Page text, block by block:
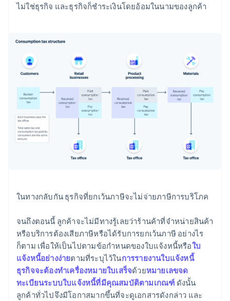
ไม่ใช่ธุรกิจ และธุรกิจก็ชําระเงินโดยอ้อมในนามของลูกค้า
ในทางกลับกัน ธุรกิจที่ยกเว้นภาษีจะไม่จ่ายภาษีการบริโภค
จนถึงตอนนี้ ลูกค้าจะไม่มีทางรู้เลยว่าร้านค้าที่จําหน่ายสินค้า
หรือบริการต้องเสียภาษีหรือได้รับการยกเว้นภาษี อย่างไร
ก็ตาม เพื่อให้เป็นไปตามข้อกําหนดของใบแจ้งหนี้หรือใบ
แจ้งหนี้อย่างง่ายตามที่ระบุไว้ในการรายงานใบแจ้งหนี้
ธุรกิจจะต้องทําเครื่องหมายใบเสร็จด้วยหมายเลขจด
ทะเบียนระบบใบแจ้งหนี้ที่มีคุณสมบัติตามเกณฑ์ ดังนั้น
ลูกค้าทั่วไปจึงมีโอกาสมากขึ้นที่จะดูเอกสารดังกล่าว และ